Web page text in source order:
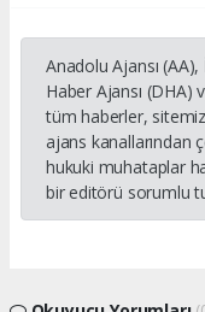
Anadolu Ajansı
Haber Ajansı (DHA)
tüm haberler,
ajans kanallarından
hukuki muhataplar
bir editörü sorumlu